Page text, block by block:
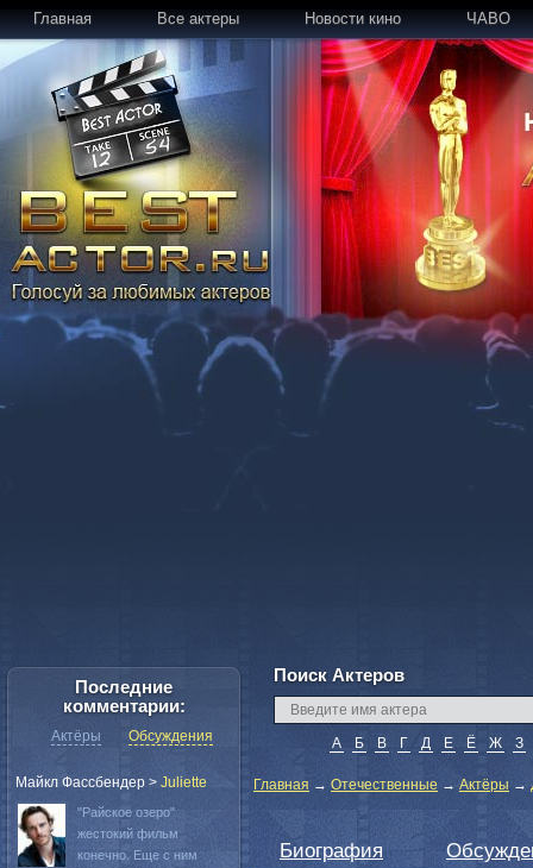
Главная Все актеры Новости кино ЧАВО
Поиск Актеров
А Б В Г Д Е Ё Ж З
Главная → Отечественные → Актёры →
Биография
Последние
комментарии:
Актёры Обсуждения
Майкл Фассбендер > Juliette
"Райское озеро"
жестокий фильм
конечно. Еще с ним